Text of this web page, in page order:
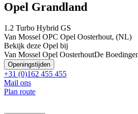
Opel Grandland
1.2 Turbo Hybrid GS
Van Mossel OPC Opel Oosterhout, (NL)
Bekijk deze Opel bij
Van Mossel Opel OosterhoutDe
Openingstijden
+31 (0)162 455 455
Mail ons
Plan route